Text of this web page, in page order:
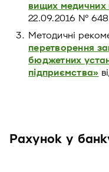
вищих медичних
22.09.2016 №
Методичні
перетворення
бюджетних
підприємства»
Рахунок у